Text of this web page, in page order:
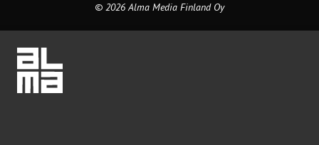
© 2026 Alma Media Finland Oy